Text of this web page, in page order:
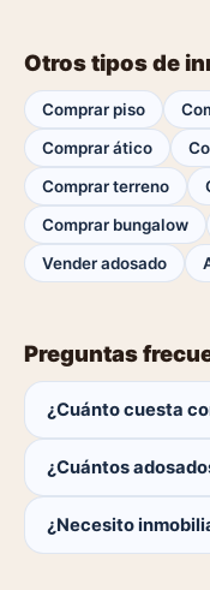
Otros tipos de
Comprar piso
Comprar ático
Comprar terreno
Comprar bungalow
Vender adosado
Preguntas
¿Cuánto cuesta
¿Cuántos
catálogo se actualiza
¿Necesito